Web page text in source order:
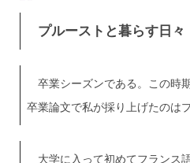
プルーストと暮らす日
卒業シーズンである。この時
卒業論文で私が採り上げたのは
大学に入って初めてフランス